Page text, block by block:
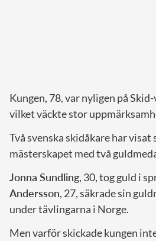
Kungen, 78, var nyligen på
vilket väckte stor
Två svenska skidåkare har visat
mästerskapet med två
Jonna Sundling, 30, tog guld i
Andersson, 27, säkrade sin
under tävlingarna i Norge.
Men varför skickade kungen